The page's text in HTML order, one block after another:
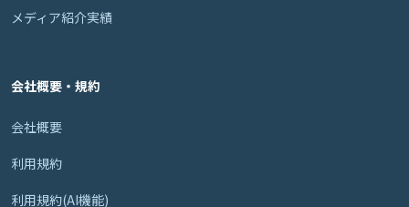
メディア紹介実績
会社概要・規約
会社概要
利用規約
利用規約(AI機能)